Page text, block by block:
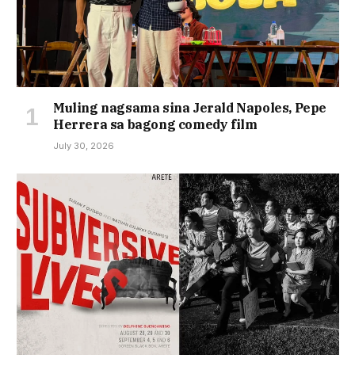
Muling nagsama sina Jerald Napoles, Pepe
Herrera sa bagong comedy film
July 30, 2026